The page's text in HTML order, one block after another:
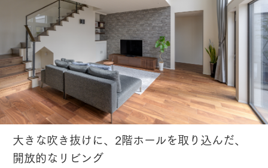
大きな吹き抜けに、2階ホールを取り込んだ、
開放的なリビング